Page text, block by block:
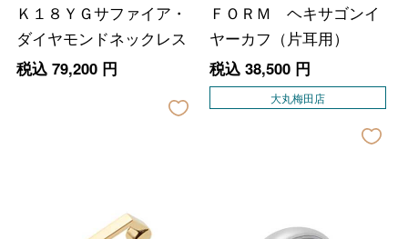
Ｋ１８ＹＧサファイア・
ダイヤモンドネックレス
税込 79,200円
ＦＯＲＭ ヘキサゴンイ
ヤーカフ（片耳用）
税込 38,500円
大丸梅田店